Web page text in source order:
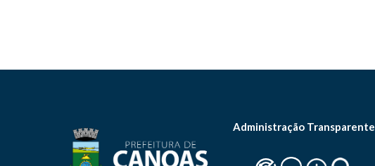
Administração Transparente